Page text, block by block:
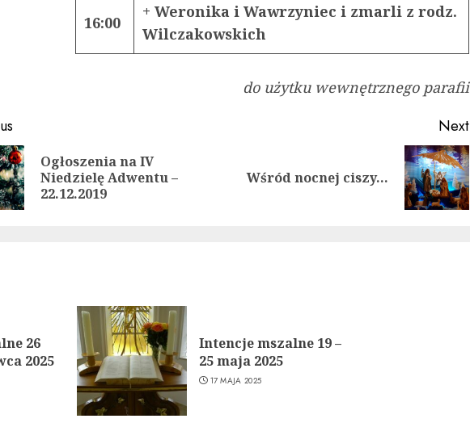
16:00
+ Weronika i Wawrzyniec i zmarli z rodz.
Wilczakowskich
do użytku wewnętrznego parafii
Previous
Ogłoszenia na IV
Niedzielę Adwentu –
22.12.2019
Next
NextWśród nocnej ciszy…
26
2025
Intencje mszalne 19 –
25 maja 2025
17 MAJA 2025